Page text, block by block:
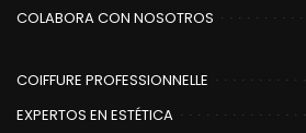
COLABORA CON NOSOTROS
COIFFURE PROFESSIONNELLE
EXPERTOS EN ESTÉTICA